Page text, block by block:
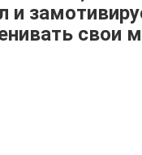
и
свои